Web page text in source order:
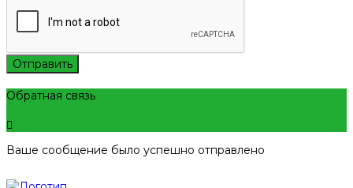
Отправить
Обратная связь
Ваше сообщение было успешно отправлено